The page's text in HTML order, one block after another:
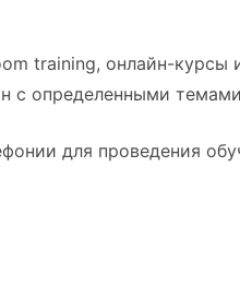
training, онлайн-
с определенными
для проведения